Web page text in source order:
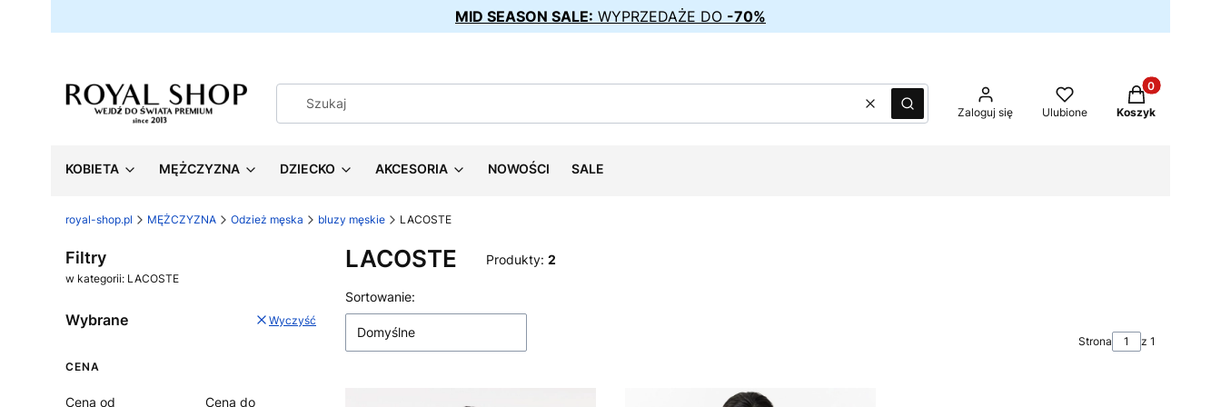
MID SEASON SALE: WYPRZEDAŻE DO -70%
WyczyśćSzukaj Zaloguj się Ulubione
Produkty w
Koszyk
KOBIETA MĘŻCZYZNA DZIECKO AKCESORIA NOWOŚCI SALE
royal-shop.pl MĘŻCZYZNA Odzież męska bluzy męskie LACOSTE
Filtry
w kategorii: LACOSTE
Wybrane Wyczyść
CENA
Cena od Cena do
LACOSTE Produkty: 2
Lista produktów
Sortowanie:
Domyślne
Strona z 1